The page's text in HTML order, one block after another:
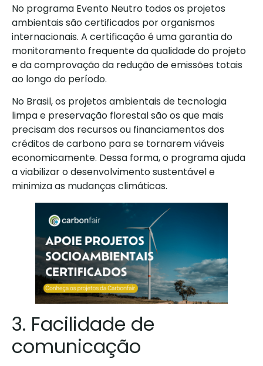
No programa Evento Neutro todos os projetos
ambientais são certificados por organismos
internacionais. A certificação é uma garantia do
monitoramento frequente da qualidade do projeto
e da comprovação da redução de emissões totais
ao longo do período.
No Brasil, os projetos ambientais de tecnologia
limpa e preservação florestal são os que mais
precisam dos recursos ou financiamentos dos
créditos de carbono para se tornarem viáveis
economicamente. Dessa forma, o programa ajuda
a viabilizar o desenvolvimento sustentável e
minimiza as mudanças climáticas.
3. Facilidade de
comunicação